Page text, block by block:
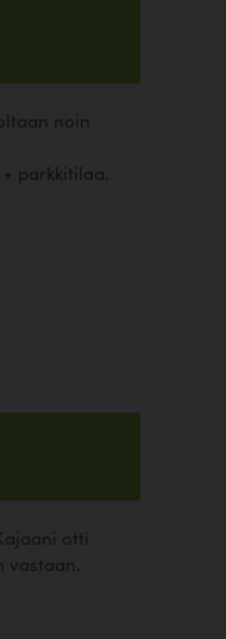
noin
parkkitilaa.
otti